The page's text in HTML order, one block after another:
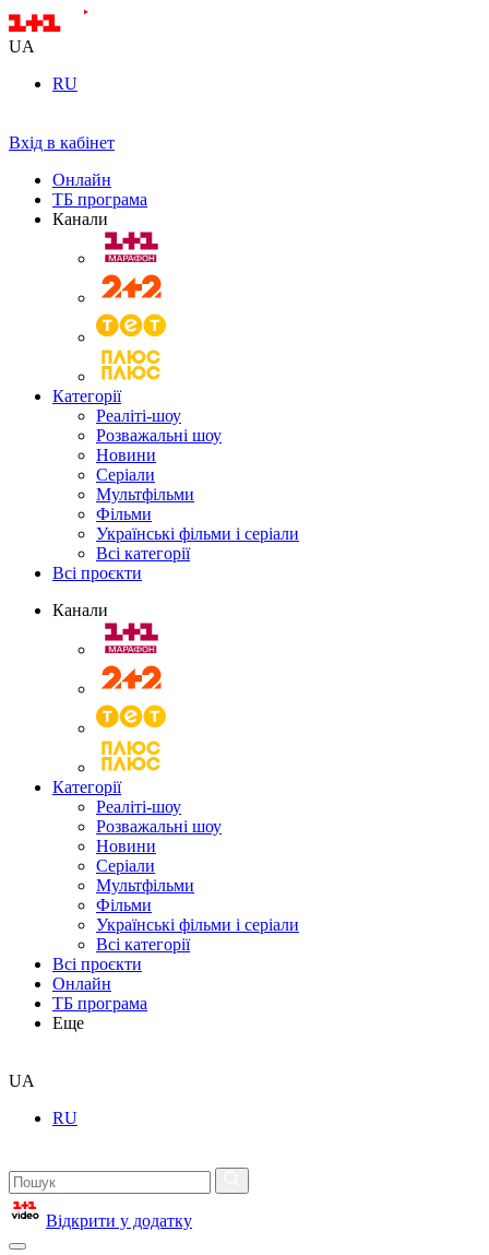
UA
RU
Вхід в кабінет
Онлайн
ТБ програма
Канали
Категорії
Реаліті-шоу
Розважальні шоу
Новини
Серіали
Мультфільми
Фільми
Українські фільми і серіали
Всі категорії
Всі проєкти
Канали
Категорії
Реаліті-шоу
Розважальні шоу
Новини
Серіали
Мультфільми
Фільми
Українські фільми і серіали
Всі категорії
Всі проєкти
Онлайн
ТБ програма
Еще
UA
RU
Відкрити у додатку